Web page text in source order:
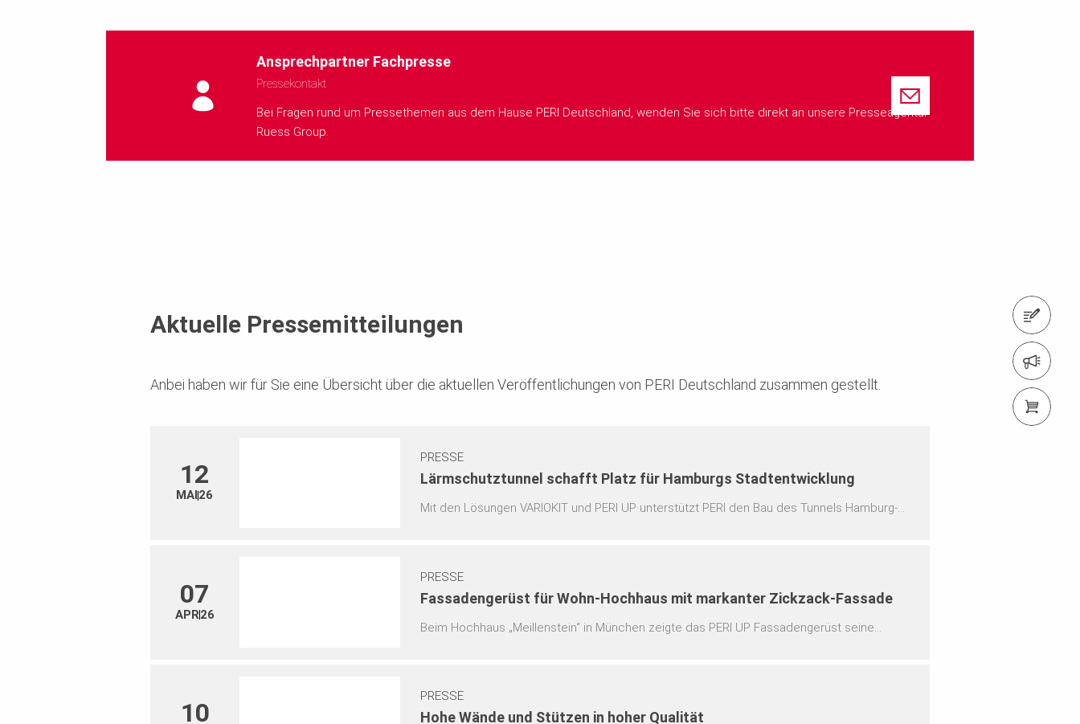
Ansprechpartner Fachpresse
Pressekontakt
Bei Fragen rund um Pressethemen aus dem Hause PERI Deutschland, wenden Sie sich bitte direkt an unsere Presseagentur
Ruess Group.
Aktuelle Pressemitteilungen
Anbei haben wir für Sie eine Übersicht über die aktuellen Veröffentlichungen von PERI Deutschland zusammen gestellt.
12
MAI26
PRESSE
Lärmschutztunnel schafft Platz für Hamburgs Stadtentwicklung
Mit den Lösungen VARIOKIT und PERI UP unterstützt PERI den Bau des Tunnels Hamburg-
07
APR26
PRESSE
Fassadengerüst für Wohn-Hochhaus mit markanter Zickzack-Fassade
Beim Hochhaus „Meillenstein“ in München zeigte das PERI UP Fassadengerüst seine
10
PRESSE
Hohe Wände und Stützen in hoher Qualität